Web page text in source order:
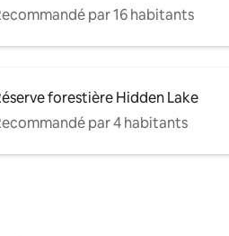
par 16 habitants
forestière Hidden Lake
par 4 habitants